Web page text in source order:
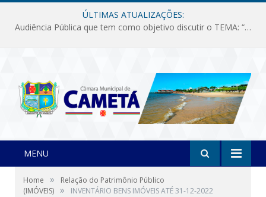
ÚLTIMAS ATUALIZAÇÕES:
Audiência Pública que tem como objetivo discutir o TEMA: “Fornecimento de Energia Elétrica em Debate: Tarifas, Qualidade e Atendimento dos Serviços”
MENU
Home »
Relação do Patrimônio Público
(IMÓVEIS) » INVENTÁRIO BENS IMÓVEIS ATÉ 31-12-2022